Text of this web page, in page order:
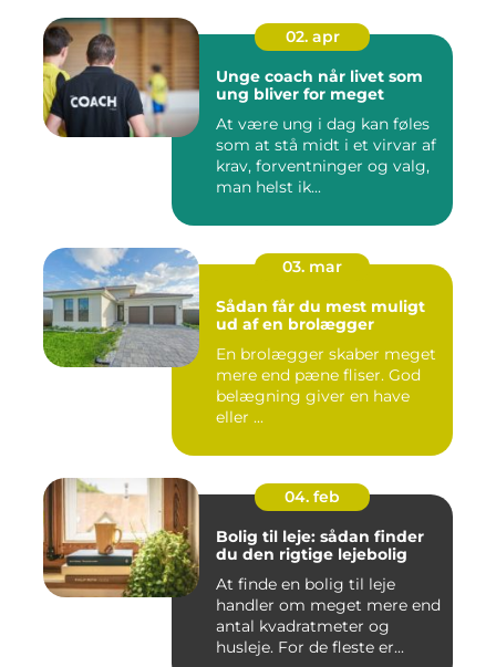
02. apr
Unge coach når livet som
ung bliver for meget
At være ung i dag kan føles
som at stå midt i et virvar af
krav, forventninger og valg,
man helst ik...
03. mar
Sådan får du mest muligt
ud af en brolægger
En brolægger skaber meget
mere end pæne fliser. God
belægning giver en have
eller ...
04. feb
Bolig til leje: sådan finder
du den rigtige lejebolig
At finde en bolig til leje
handler om meget mere end
antal kvadratmeter og
husleje. For de fleste er...